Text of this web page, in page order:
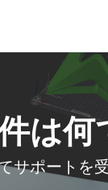
は
サポートを